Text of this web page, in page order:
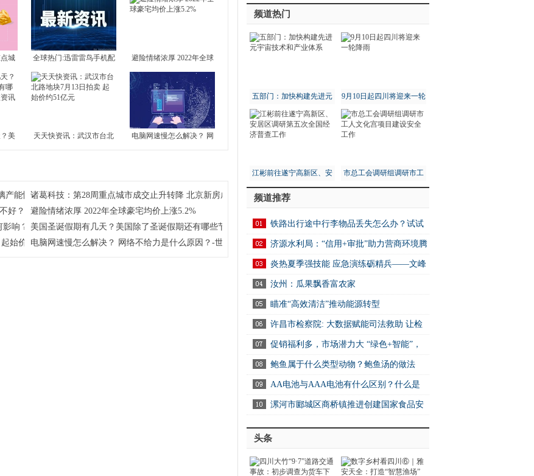
城
房
下
全球热门:迅雷雷鸟手机配
置介绍 雷鸟手机好不好？
避险情绪浓厚 2022年全球
豪宅均价上涨5.2%
美
天天快资讯：武汉市台北
电脑网速慢怎么解决？ 网
产能恢复及房地产竣工情况
诸葛科技：第28周重点城市成交止升转降 北京新房成交独升 其余14城全部下滑
好？
避险情绪浓厚 2022年全球豪宅均价上涨5.2%
响？学考对高考到底有没有影响？
美国圣诞假期有几天？美国除了圣诞假期还有哪些节假日呢？-世界报资讯
始价约51亿元
电脑网速慢怎么解决？ 网络不给力是什么原因？-世界今日报
衡法则
频道热门
五部门：加快构建先进元
宇宙技术和产业体系
9月10日起四川将迎来一轮
降雨
江彬前往遂宁高新区、安
居区调研第五次全国经济
普查工作
市总工会调研组调研市工
人文化宫项目建设安全工
频道推荐
铁路出行途中行李物品丢失怎么办？试试
用12306App找回
济源水利局：“信用+审批”助力营商环境腾
炎热夏季强技能 应急演练砺精兵——文峰
区万达商业服务中心开展消防应急演练活动
汝州：瓜果飘香富农家
瞄准“高效清洁”推动能源转型
许昌市检察院: 大数据赋能司法救助 让检
察关爱可感可触可及
促销福利多，市场潜力大 “绿色+智能”，
家电消费新选择
鲍鱼属于什么类型动物？鲍鱼汤的做法
AA电池与AAA电池有什么区别？什么是
AA电池？ 快资讯
漯河市郾城区商桥镇推进创建国家食品安
头条